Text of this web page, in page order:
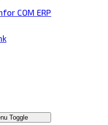
COM ERP
Toggle